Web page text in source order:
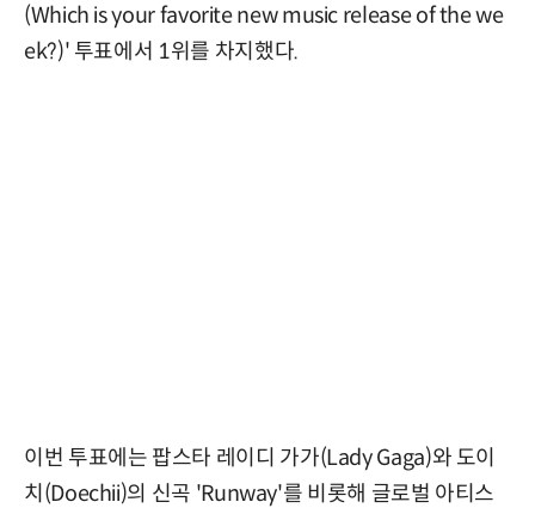
(Which is your favorite new music release of the we
ek?)' 투표에서 1위를 차지했다.
이번 투표에는 팝스타 레이디 가가(Lady Gaga)와 도이
치(Doechii)의 신곡 'Runway'를 비롯해 글로벌 아티스